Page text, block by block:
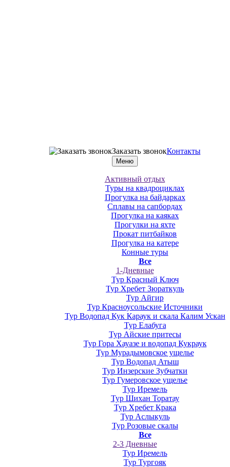
Заказать звонокКонтакты
Меню
Активный отдых
Туры на квадроциклах
Прогулка на байдарках
Сплавы на сапбордах
Прогулка на каяках
Прогулки на яхте
Прокат питбайков
Прогулка на катере
Конные туры
Все
1-Дневные
Тур Красный Ключ
Тур Хребет Зюраткуль
Тур Айгир
Тур Красноусольские Источники
Тур Водопад Кук Караук и скала Калим Ускан
Тур Елабуга
Тур Айские притесы
Тур Гора Хауазе и водопад Кукраук
Тур Мурадымовское ущелье
Тур Водопад Атыш
Тур Инзерские Зубчатки
Тур Гумеровское ущелье
Тур Иремель
Тур Шихан Торатау
Тур Хребет Крака
Тур Аслыкуль
Тур Розовые скалы
Все
2-3 Дневные
Тур Иремель
Тур Тургояк